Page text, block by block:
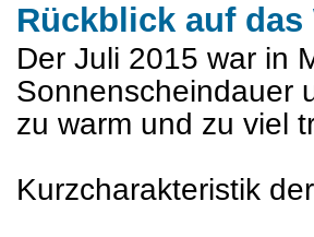
Rückblick auf
Der Juli 2015 war in
Sonnenscheindauer
zu warm und zu viel
Kurzcharakteristik